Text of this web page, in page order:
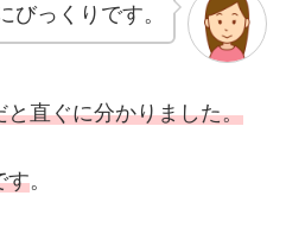
びっくりです。
直ぐに分かりました。
す。